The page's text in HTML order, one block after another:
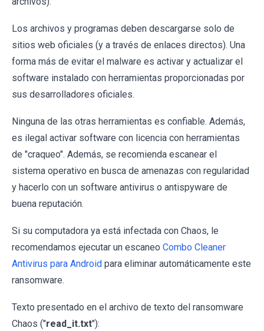
Los archivos y programas deben descargarse solo de
sitios web oficiales (y a través de enlaces directos). Una
forma más de evitar el malware es activar y actualizar el
software instalado con herramientas proporcionadas por
sus desarrolladores oficiales.
Ninguna de las otras herramientas es confiable. Además,
es ilegal activar software con licencia con herramientas
de "craqueo". Además, se recomienda escanear el
sistema operativo en busca de amenazas con regularidad
y hacerlo con un software antivirus o antispyware de
buena reputación.
Si su computadora ya está infectada con Chaos, le
recomendamos ejecutar un escaneo Combo Cleaner
Antivirus para Android para eliminar automáticamente este
ransomware.
Texto presentado en el archivo de texto del ransomware
Chaos ("read_it.txt"):